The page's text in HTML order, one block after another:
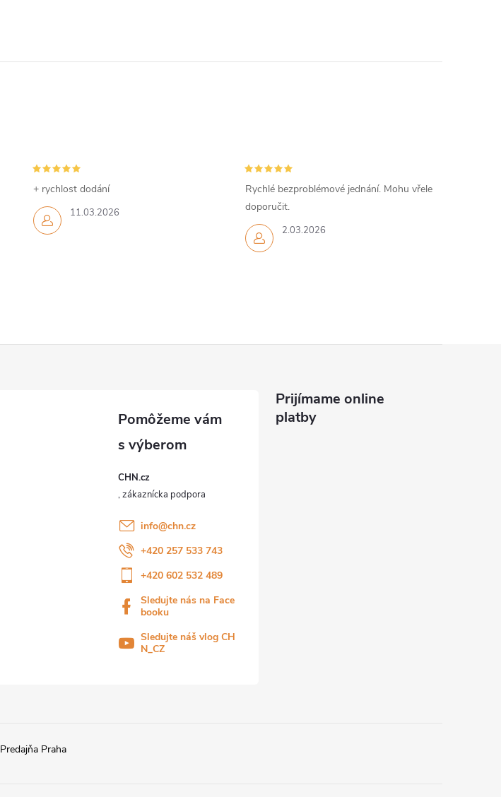
11.03.2026
+ rychlost dodání
2.03.2026
Rychlé bezproblémové jednání. Mohu vřele
doporučit.
CHN.cz
info@chn.cz
+420 257 533 743
+420 602 532 489
Sledujte nás na Face
booku
Sledujte náš vlog CH
N_CZ
Prijímame online
platby
Predajňa Praha